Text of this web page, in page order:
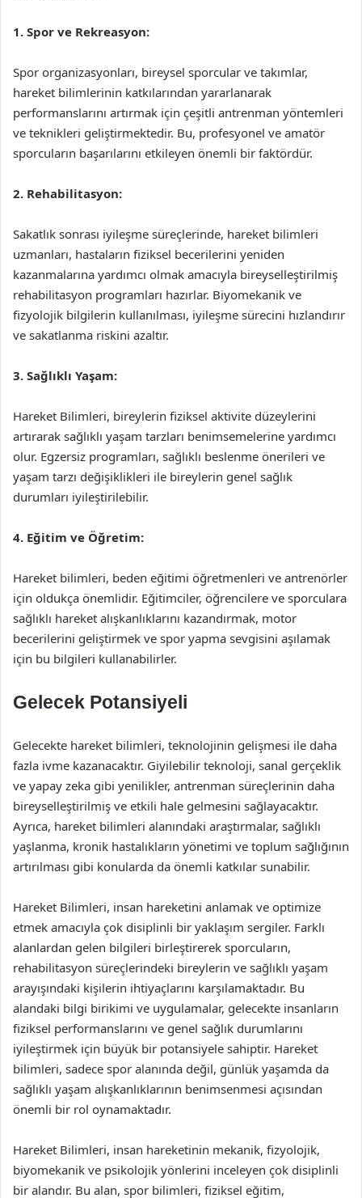
1. Spor ve Rekreasyon:
Spor organizasyonları, bireysel sporcular ve takımlar,
hareket bilimlerinin katkılarından yararlanarak
performanslarını artırmak için çeşitli antrenman yöntemleri
ve teknikleri geliştirmektedir. Bu, profesyonel ve amatör
sporcuların başarılarını etkileyen önemli bir faktördür.
2. Rehabilitasyon:
Sakatlık sonrası iyileşme süreçlerinde, hareket bilimleri
uzmanları, hastaların fiziksel becerilerini yeniden
kazanmalarına yardımcı olmak amacıyla bireyselleştirilmiş
rehabilitasyon programları hazırlar. Biyomekanik ve
fizyolojik bilgilerin kullanılması, iyileşme sürecini hızlandırır
ve sakatlanma riskini azaltır.
3. Sağlıklı Yaşam:
Hareket Bilimleri, bireylerin fiziksel aktivite düzeylerini
artırarak sağlıklı yaşam tarzları benimsemelerine yardımcı
olur. Egzersiz programları, sağlıklı beslenme önerileri ve
yaşam tarzı değişiklikleri ile bireylerin genel sağlık
durumları iyileştirilebilir.
4. Eğitim ve Öğretim:
Hareket bilimleri, beden eğitimi öğretmenleri ve antrenörler
için oldukça önemlidir. Eğitimciler, öğrencilere ve sporculara
sağlıklı hareket alışkanlıklarını kazandırmak, motor
becerilerini geliştirmek ve spor yapma sevgisini aşılamak
için bu bilgileri kullanabilirler.
Gelecek Potansiyeli
Gelecekte hareket bilimleri, teknolojinin gelişmesi ile daha
fazla ivme kazanacaktır. Giyilebilir teknoloji, sanal gerçeklik
ve yapay zeka gibi yenilikler, antrenman süreçlerinin daha
bireyselleştirilmiş ve etkili hale gelmesini sağlayacaktır.
Ayrıca, hareket bilimleri alanındaki araştırmalar, sağlıklı
yaşlanma, kronik hastalıkların yönetimi ve toplum sağlığının
artırılması gibi konularda da önemli katkılar sunabilir.
Hareket Bilimleri, insan hareketini anlamak ve optimize
etmek amacıyla çok disiplinli bir yaklaşım sergiler. Farklı
alanlardan gelen bilgileri birleştirerek sporcuların,
rehabilitasyon süreçlerindeki bireylerin ve sağlıklı yaşam
arayışındaki kişilerin ihtiyaçlarını karşılamaktadır. Bu
alandaki bilgi birikimi ve uygulamalar, gelecekte insanların
fiziksel performanslarını ve genel sağlık durumlarını
iyileştirmek için büyük bir potansiyele sahiptir. Hareket
bilimleri, sadece spor alanında değil, günlük yaşamda da
sağlıklı yaşam alışkanlıklarının benimsenmesi açısından
önemli bir rol oynamaktadır.
Hareket Bilimleri, insan hareketinin mekanik, fizyolojik,
biyomekanik ve psikolojik yönlerini inceleyen çok disiplinli
bir alandır. Bu alan, spor bilimleri, fiziksel eğitim,